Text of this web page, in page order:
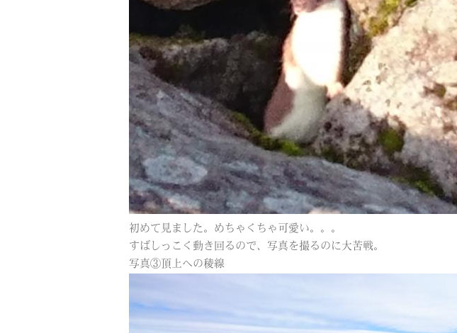
初めて見ました。めちゃくちゃ可愛い。。。
すばしっこく動き回るので、写真を撮るのに大苦戦。
写真③頂上への稜線